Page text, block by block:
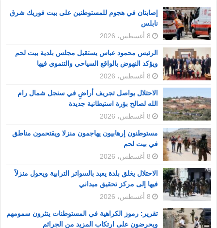
إصابتان في هجوم للمستوطنين على بيت فوريك شرق
نابلس
8 أغسطس، 2026
الرئيس محمود عباس يستقبل مجلس بلدية بيت لحم
ويؤكد النهوض بالواقع السياحي والتنموي فيها
8 أغسطس، 2026
الاحتلال يواصل تجريف أراضٍ في سنجل شمال رام
الله لصالح بؤرة استيطانية جديدة
8 أغسطس، 2026
مستوطنون إرهابيون يهاجمون منزلا ويقتحمون مناطق
في بيت لحم
8 أغسطس، 2026
الاحتلال يغلق بلدة يعبد بالسواتر الترابية ويحول منزلاً
فيها إلى مركز تحقيق ميداني
8 أغسطس، 2026
تقرير: رموز الكراهية في المستوطنات ينثرون سمومهم
ويحرضون على ارتكاب المزيد من الجرائم